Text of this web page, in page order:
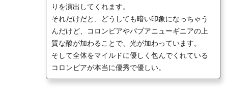
りを演出してくれます。
それだけだと、どうしても暗い印象になっちゃう
んだけど、コロンビアやパプアニューギニアの上
質な酸が加わることで、光が加わっています。
そして全体をマイルドに優しく包んでくれている
コロンビアが本当に優秀で優しい。